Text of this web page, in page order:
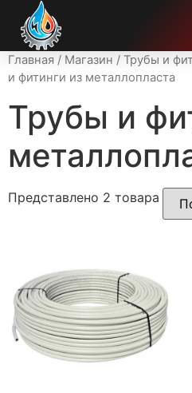
Главная / Магазин / Трубы и
и фитинги из металлопласта
Трубы и
Представлено 2 товара